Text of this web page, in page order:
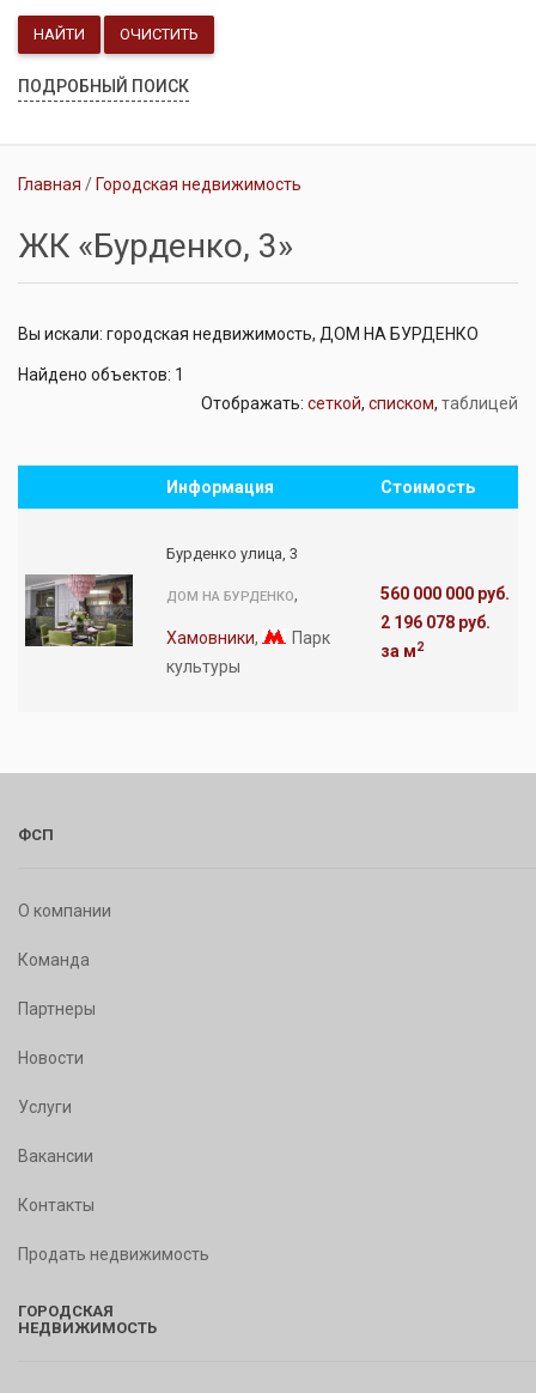
НАЙТИ ОЧИСТИТЬ
ПОДРОБНЫЙ ПОИСК
Главная Городская недвижимость
ЖК «Бурденко, 3»
Вы искали: городская недвижимость, ДОМ НА БУРДЕНКО
Найдено объектов: 1
Отображать: сеткой, списком, таблицей
Информация Стоимость
Бурденко улица, 3
ДОМ НА БУРДЕНКО,
Хамовники,
Парк
культуры
560 000 000 руб.
2 196 078 руб.
за м2
ФСП
О компании
Команда
Партнеры
Новости
Услуги
Вакансии
Контакты
Продать недвижимость
ГОРОДСКАЯ
НЕДВИЖИМОСТЬ